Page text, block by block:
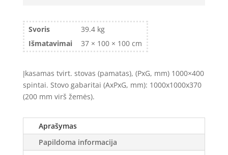
Svoris
39.4 kg
Išmatavimai
37 × 100 × 100 cm
Įkasamas tvirt. stovas (pamatas), (PxG, mm) 1000×400
spintai. Stovo gabaritai (AxPxG, mm): 1000x1000x370
(200 mm virš žemės).
Aprašymas
Papildoma informacija